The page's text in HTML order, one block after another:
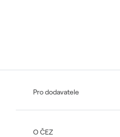
Pro dodavatele
O ČEZ